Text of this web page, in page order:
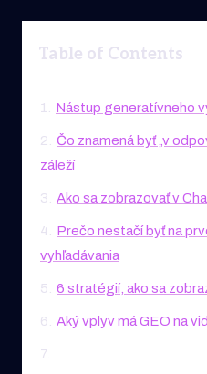
Table of Contents
1 Nástup generatívneho
2
Čo znamená byť „v
záleží
3 Ako sa zobrazovať v
4
Prečo nestačí byť na
vyhľadávania
5 6 stratégií, ako sa
6 Aký vplyv má GEO na
7.